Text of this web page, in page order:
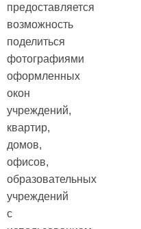
предоставляется
возможность
поделиться
фотографиями
оформленных
окон
учреждений,
квартир,
домов,
офисов,
образовательных
учреждений
с